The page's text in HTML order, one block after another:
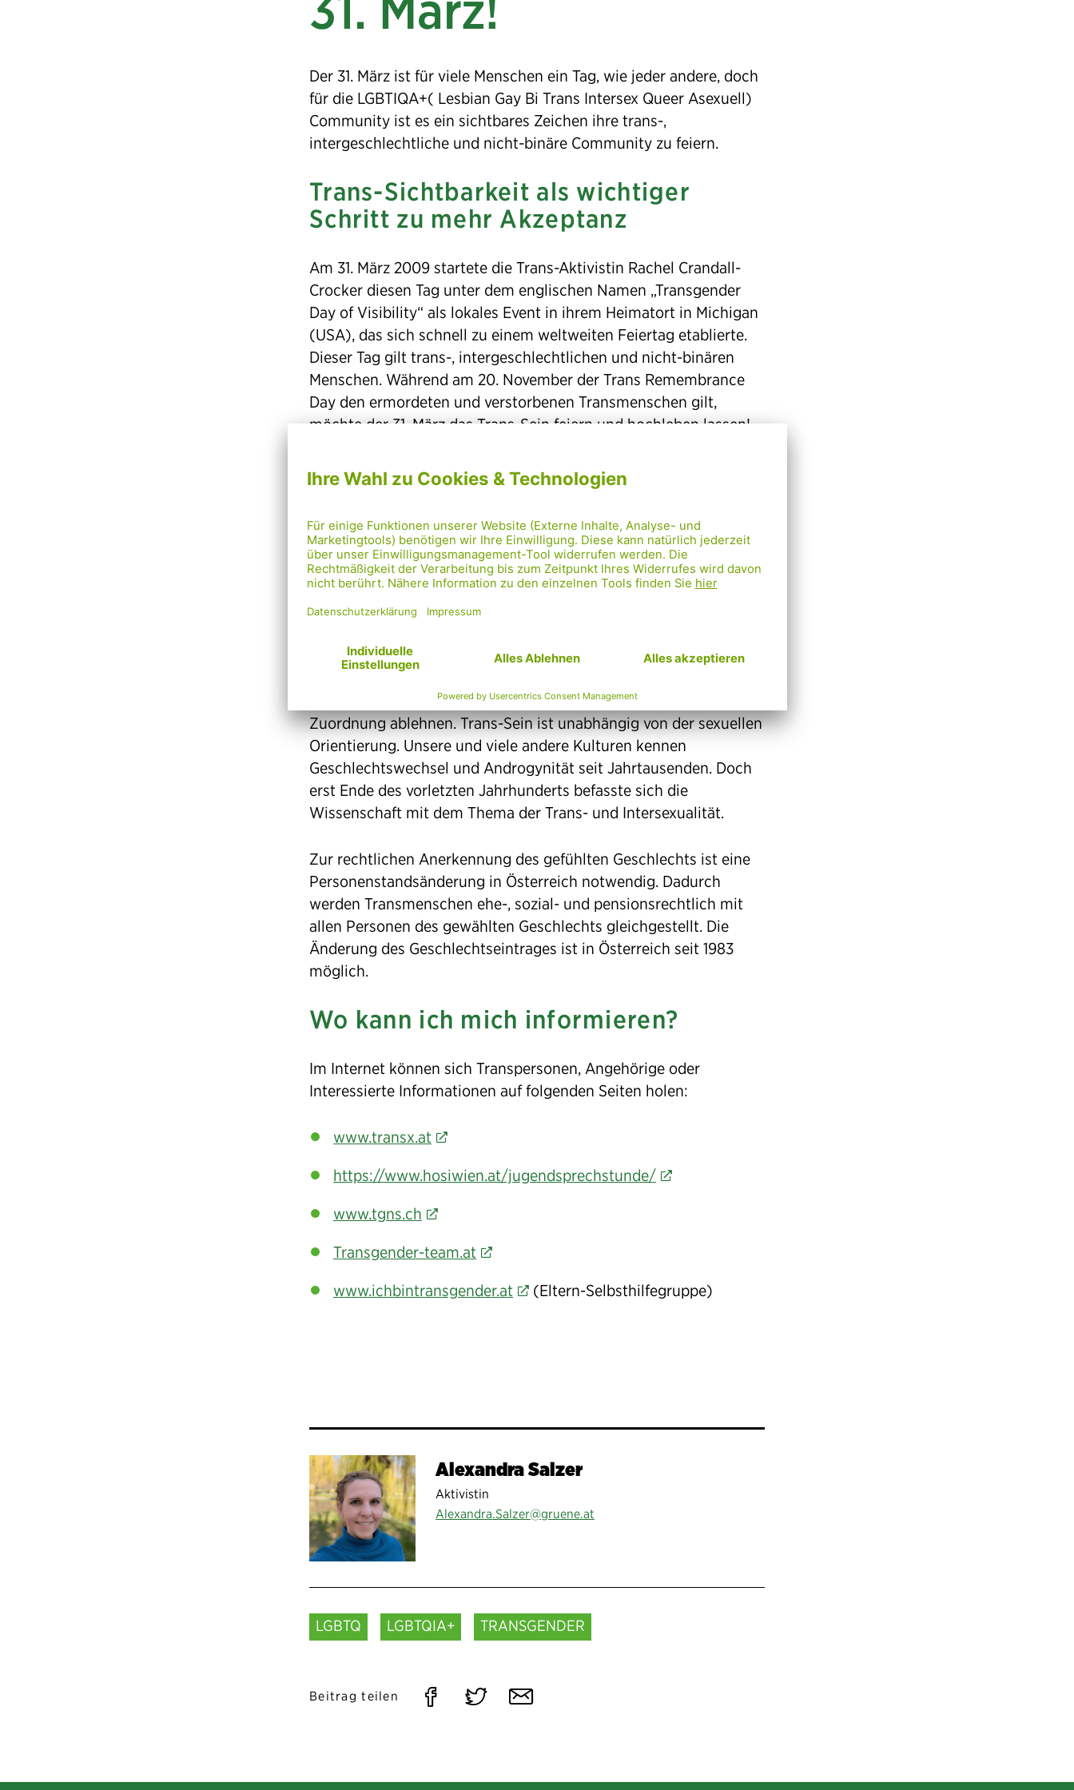
Der 31. März ist für viele Menschen ein Tag, wie jeder andere, doch
für die LGBTIQA+( Lesbian Gay Bi Trans Intersex Queer Asexuell)
Community ist es ein sichtbares Zeichen ihre trans-,
intergeschlechtliche und nicht-binäre Community zu feiern.
Trans-Sichtbarkeit als wichtiger
Schritt zu mehr Akzeptanz
Am 31. März 2009 startete die Trans-Aktivistin Rachel Crandall-
Crocker diesen Tag unter dem englischen Namen „Transgender
Day of Visibility“ als lokales Event in ihrem Heimatort in Michigan
(USA), das sich schnell zu einem weltweiten Feiertag etablierte.
Dieser Tag gilt trans-, intergeschlechtlichen und nicht-binären
Menschen. Während am 20. November der Trans Remembrance
Day den ermordeten und verstorbenen Transmenschen gilt,
möchte der 31. März das Trans-Sein feiern und hochleben lassen!
weltweit gegen Intoleranz, Hass und Ausgrenzung.
Wir feiern mit unseren Transfreunden diesen Tag der Sichtbarkeit
Day!
Was ist bedeutet trans sein?
„darüber hinaus“ und bezeichnet Menschen, deren
Geschlechtsidentität nicht mit den nach der Geburt äußeren
Geschlechtsmerkmalen übereinstimmt oder die eine binäre
Zuordnung ablehnen. Trans-Sein ist unabhängig von der sexuellen
Orientierung. Unsere und viele andere Kulturen kennen
Geschlechtswechsel und Androgynität seit Jahrtausenden. Doch
erst Ende des vorletzten Jahrhunderts befasste sich die
Wissenschaft mit dem Thema der Trans- und Intersexualität.
Zur rechtlichen Anerkennung des gefühlten Geschlechts ist eine
Personenstandsänderung in Österreich notwendig. Dadurch
werden Transmenschen ehe-, sozial- und pensionsrechtlich mit
allen Personen des gewählten Geschlechts gleichgestellt. Die
Änderung des Geschlechtseintrages ist in Österreich seit 1983
möglich.
Wo kann ich mich informieren?
Im Internet können sich Transpersonen, Angehörige oder
Interessierte Informationen auf folgenden Seiten holen:
www.transx.at
https://www.hosiwien.at/jugendsprechstunde/
www.tgns.ch
Transgender-team.at
www.ichbintransgender.at
(Eltern-Selbsthilfegruppe)
Alexandra Salzer
Aktivistin
Alexandra.Salzer@gruene.at
LGBTQ LGBTQIA+ TRANSGENDER
Beitrag teilen
Auf Auf Per